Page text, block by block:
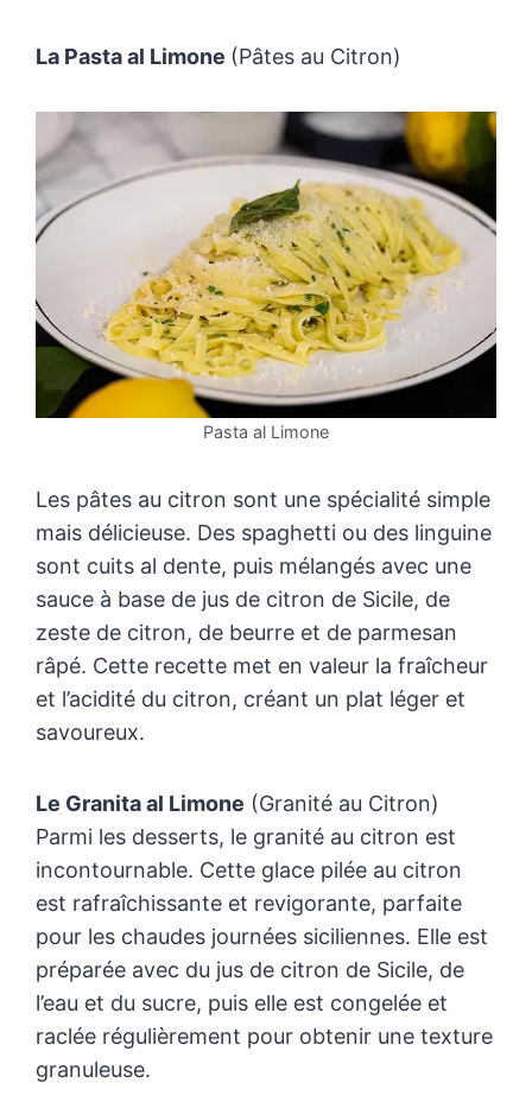
La Pasta al Limone (Pâtes au Citron)
Pasta al Limone
Les pâtes au citron sont une spécialité simple
mais délicieuse. Des spaghetti ou des linguine
sont cuits al dente, puis mélangés avec une
sauce à base de jus de citron de Sicile, de
zeste de citron, de beurre et de parmesan
râpé. Cette recette met en valeur la fraîcheur
et l’acidité du citron, créant un plat léger et
savoureux.
Le Granita al Limone (Granité au Citron)
Parmi les desserts, le granité au citron est
incontournable. Cette glace pilée au citron
est rafraîchissante et revigorante, parfaite
pour les chaudes journées siciliennes. Elle est
préparée avec du jus de citron de Sicile, de
l’eau et du sucre, puis elle est congelée et
raclée régulièrement pour obtenir une texture
granuleuse.